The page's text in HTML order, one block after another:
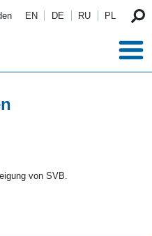
EN DE RU PL
von SVB.